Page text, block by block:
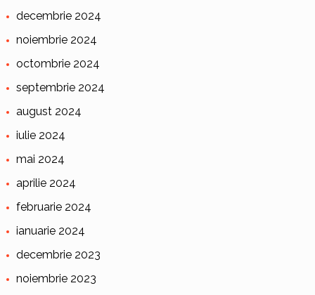
decembrie 2024
noiembrie 2024
octombrie 2024
septembrie 2024
august 2024
iulie 2024
mai 2024
aprilie 2024
februarie 2024
ianuarie 2024
decembrie 2023
noiembrie 2023